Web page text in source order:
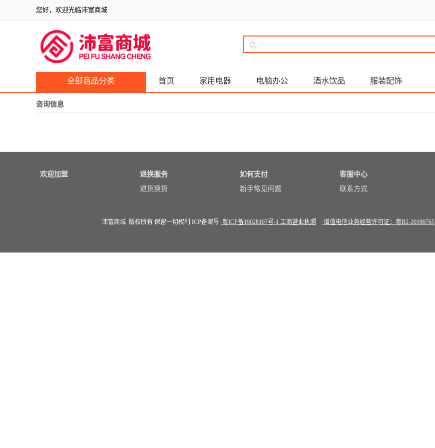
您好，欢迎光临沛富商城
全部商品分类 首页 家用电器 电脑办公 酒水饮品 服装配饰
咨询信息
欢迎加盟
退换服务
退货换货
如何支付
新手常见问题
客服中心
联系方式
沛富商城 版权所有 保留一切权利 ICP备案号: 粤ICP备19028107号-1 工商营业执照 增值电信业务经营许可证：粤B2-20190765